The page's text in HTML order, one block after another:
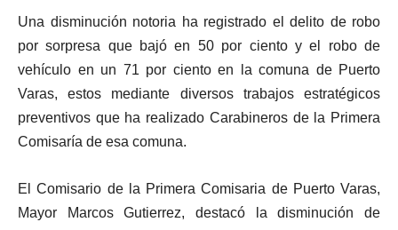
Una disminución notoria ha registrado el delito de robo
por sorpresa que bajó en 50 por ciento y el robo de
vehículo en un 71 por ciento en la comuna de Puerto
Varas, estos mediante diversos trabajos estratégicos
preventivos que ha realizado Carabineros de la Primera
Comisaría de esa comuna.
El Comisario de la Primera Comisaria de Puerto Varas,
Mayor Marcos Gutierrez, destacó la disminución de